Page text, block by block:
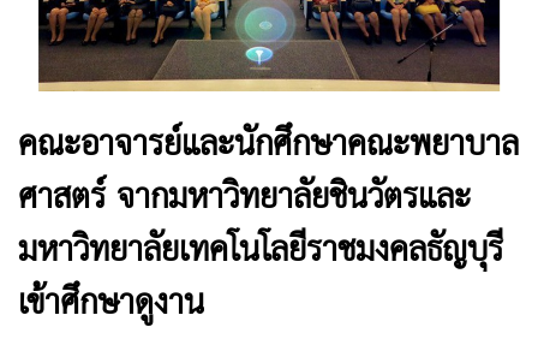
คณะอาจารย์และนักศึกษาคณะพยาบาล
ศาสตร์ จากมหาวิทยาลัยชินวัตรและ
มหาวิทยาลัยเทคโนโลยีราชมงคลธัญบุรี
เข้าศึกษาดูงาน